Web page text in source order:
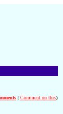
| Comment on this)